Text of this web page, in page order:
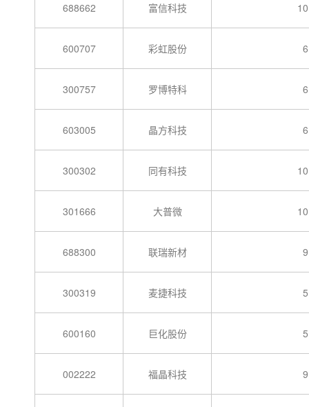
688662 富信科技 10
600707 彩虹股份 6
300757 罗博特科 6
603005 晶方科技 6
300302 同有科技 10
301666 大普微 10
688300 联瑞新材 9
300319 麦捷科技 5
600160 巨化股份 5
002222 福晶科技 9